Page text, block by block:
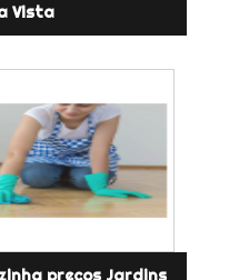
Vista
preços Jardins